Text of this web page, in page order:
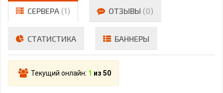
СЕРВЕРА (1) ОТЗЫВЫ (0)
СТАТИСТИКА БАННЕРЫ
Текущий онлайн: 1 из 50